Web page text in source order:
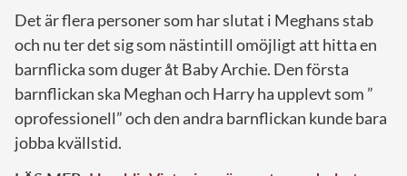
Det är flera personer som har slutat i Meghans stab
och nu ter det sig som nästintill omöjligt att hitta en
barnflicka som duger åt Baby Archie. Den första
barnflickan ska Meghan och Harry ha upplevt som ”
oprofessionell” och den andra barnflickan kunde bara
jobba kvällstid.